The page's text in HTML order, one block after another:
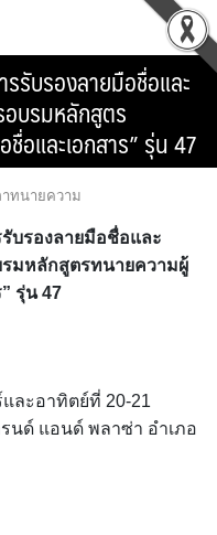
รับรองลายมือชื่อและ
อบรมหลักสูตร
อและเอกสาร” รุ่น 47
ทนายความ
บรองลายมือชื่อและ
รมหลักสูตรทนายความผู้
รุ่น 47
และอาทิตย์ที่ 20-21
นด์ แอนด์ พลาซ่า อำเภอ